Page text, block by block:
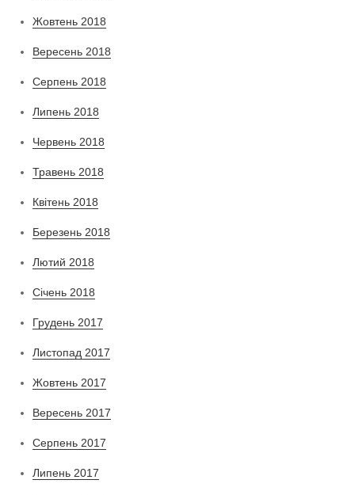
Жовтень 2018
Вересень 2018
Серпень 2018
Липень 2018
Червень 2018
Травень 2018
Квітень 2018
Березень 2018
Лютий 2018
Січень 2018
Грудень 2017
Листопад 2017
Жовтень 2017
Вересень 2017
Серпень 2017
Липень 2017